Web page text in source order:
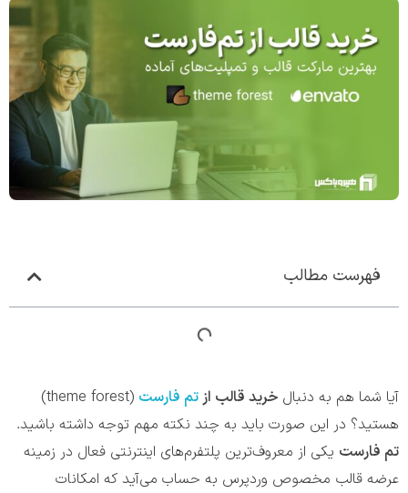
فهرست مطالب
آیا شما هم به دنبال خرید قالب ازتم فارست
(theme forest)
هستید؟ در این صورت باید به چند نکته مهم توجه داشته باشید.
تم فارست یکی از معروف‌ترین پلتفرم‌های اینترنتی فعال در زمینه
عرضه قالب مخصوص وردپرس به حساب می‌آید که امکانات